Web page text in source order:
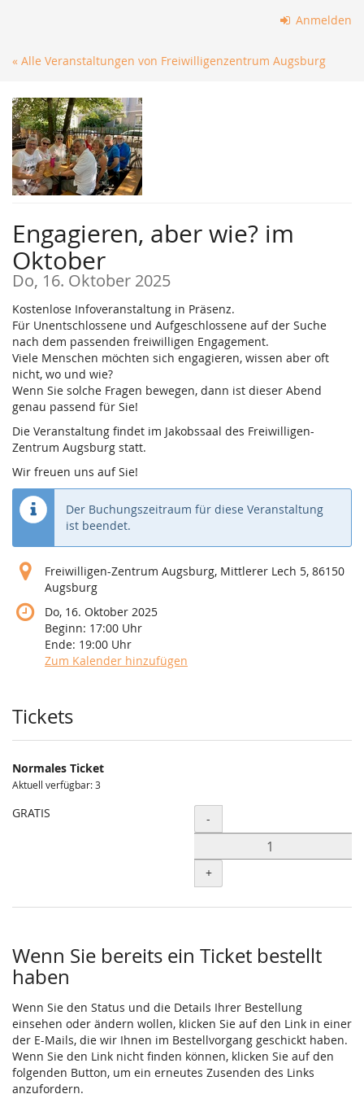
springen
Anmelden
« Alle Veranstaltungen von Freiwilligenzentrum Augsburg
Engagieren, aber wie? im
Oktober
Do, 16. Oktober 2025
Kostenlose Infoveranstaltung in Präsenz.
Für Unentschlossene und Aufgeschlossene auf der Suche
nach dem passenden freiwilligen Engagement.
Viele Menschen möchten sich engagieren, wissen aber oft
nicht, wo und wie?
Wenn Sie solche Fragen bewegen, dann ist dieser Abend
genau passend für Sie!
Die Veranstaltung findet im Jakobssaal des Freiwilligen-
Zentrum Augsburg statt.
Wir freuen uns auf Sie!
Der Buchungszeitraum für diese Veranstaltung
ist beendet.
Freiwilligen-Zentrum Augsburg, Mittlerer Lech 5, 86150
Augsburg
Do, 16. Oktober 2025
Beginn: 17:00 Uhr
Ende: 19:00 Uhr
Zum Kalender hinzufügen
Produkte
Tickets
Normales Ticket
Aktuell verfügbar: 3
GRATIS Menge
-
+
Wenn Sie bereits ein Ticket bestellt
haben
Wenn Sie den Status und die Details Ihrer Bestellung
einsehen oder ändern wollen, klicken Sie auf den Link in einer
der E-Mails, die wir Ihnen im Bestellvorgang geschickt haben.
Wenn Sie den Link nicht finden können, klicken Sie auf den
folgenden Button, um ein erneutes Zusenden des Links
anzufordern.